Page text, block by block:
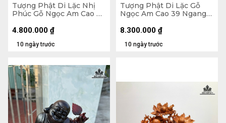
Tượng Phật Di Lặc Nhị
Phúc Gỗ Ngọc Am Cao 30
10 ngày trước
4.800.000 ₫
Tượng Phật Di Lặc Gỗ
Ngọc Am Cao 39 Ngang
10 ngày trước
8.300.000 ₫